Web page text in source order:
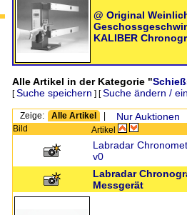
@ Original
KALIBER
Alle Artikel in der Kategorie "
[Suche speichern ] [Suche ändern /
Zeige: Alle Artikel Nur Auktionen
Bild Artikel
Labradar
v0
Labradar
Messgerät